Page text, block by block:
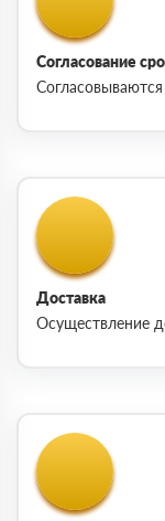
Согласование
Доставка
Осуществление